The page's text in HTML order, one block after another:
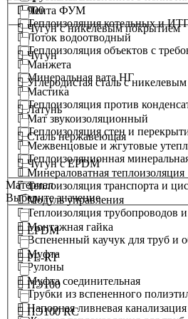
Теплоизоляция котельных и
Теплоизоляция объектов с
Минеральная вата НГ
Теплоизоляция против
Теплоизоляция стен и
Теплоизоляционная
Теплоизоляция транспорта и
Теплоизоляция трубопроводов
Вспененный каучук для труб и
Рулоны
Трубки из вспененного
Лента ФУМ
Лоток водоотводный
Манжета
Мастика
Мат звукоизоляционный
Межвенцовые и жгутовые
Минераловатная теплоизоляция
Модуль управления
Монтажная гайка
Муфта
Муфта соединительная
Напорная ливневая канализация
900
Чугун с никелевым покрытием
Чугун
Углеродистая сталь с
Латунь
Сталь нержавеющая
Чугун с EPDM
Материал
Выберите значение
EPDM
PE-RT
ПЭ100
ПЭ100 RC